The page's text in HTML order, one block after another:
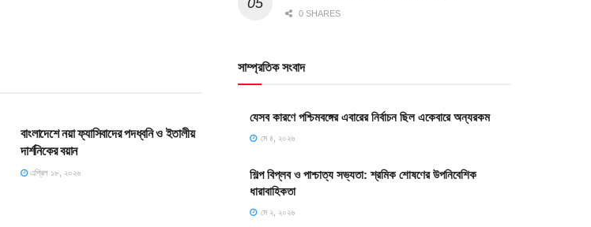
বাংলাদেশে নয়া ফ্যাসিবাদের পদধ্বনি ও ইতালীয়
দার্শনিকের বয়ান
এপ্রিল ১৮, ২০২৬
0 SHARES
সাম্প্রতিক সংবাদ
যেসব কারণে পশ্চিমবঙ্গের এবারের নির্বাচন ছিল একেবারে অন্যরকম
মে ৪, ২০২৬
শিল্প বিপ্লব ও পাশ্চাত্য সভ্যতা: শ্রমিক শোষণের উপনিবেশিক
ধারাবাহিকতা
মে ২, ২০২৬